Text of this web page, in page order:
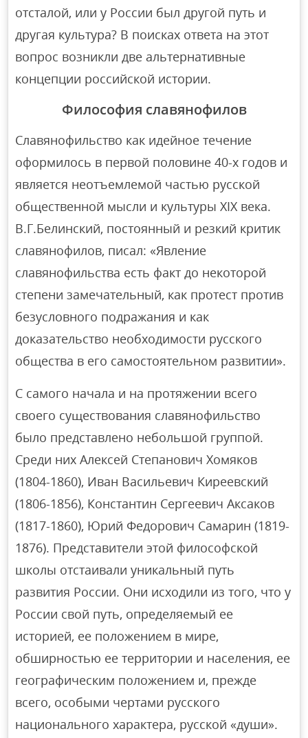
отсталой, или у России был другой путь и
другая культура? В поисках ответа на этот
вопрос возникли две альтернативные
концепции российской истории.
Философия славянофилов
Славянофильство как идейное течение
оформилось в первой половине 40-х годов и
является неотъемлемой частью русской
общественной мысли и культуры XIX века.
В.Г.Белинский, постоянный и резкий критик
славянофилов, писал: «Явление
славянофильства есть факт до некоторой
степени замечательный, как протест против
безусловного подражания и как
доказательство необходимости русского
общества в его самостоятельном развитии».
С самого начала и на протяжении всего
своего существования славянофильство
было представлено небольшой группой.
Среди них Алексей Степанович Хомяков
(1804-1860), Иван Васильевич Киреевский
(1806-1856), Константин Сергеевич Аксаков
(1817-1860), Юрий Федорович Самарин (1819-
1876). Представители этой философской
школы отстаивали уникальный путь
развития России. Они исходили из того, что у
России свой путь, определяемый ее
историей, ее положением в мире,
обширностью ее территории и населения, ее
географическим положением и, прежде
всего, особыми чертами русского
национального характера, русской «души».